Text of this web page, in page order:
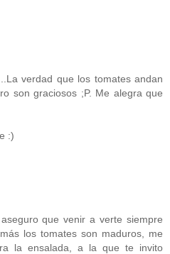
verdad que los tomates andan
son graciosos ;P. Me alegra que
:)
que venir a verte siempre
los tomates son maduros, me
la ensalada, a la que te invito